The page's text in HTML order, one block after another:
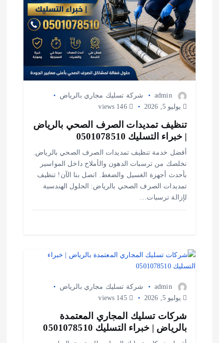
ت
admin
شركة تسليك مجاري بالرياض
يوليو 5, 2026
146 views
تنظيف تمديدات الصرف الصحي بالرياض
| خبراء التسليك 0501078510
أفضل خدمة تنظيف تمديدات الصرف الصحي بالرياض.
نخلصك من ترسبات الدهون والأملاح داخل المواسير
بأحدث أجهزة الغسيل والضغط. اتصل بنا الآن! تنظيف
تمديدات الصرف الصحي بالرياض: الحلول الهندسية
لإزالة ترسبات…
admin
شركة تسليك مجاري بالرياض
يوليو 5, 2026
145 views
شركات تسليك المجاري المعتمدة
بالرياض | خبراء التسليك 0501078510